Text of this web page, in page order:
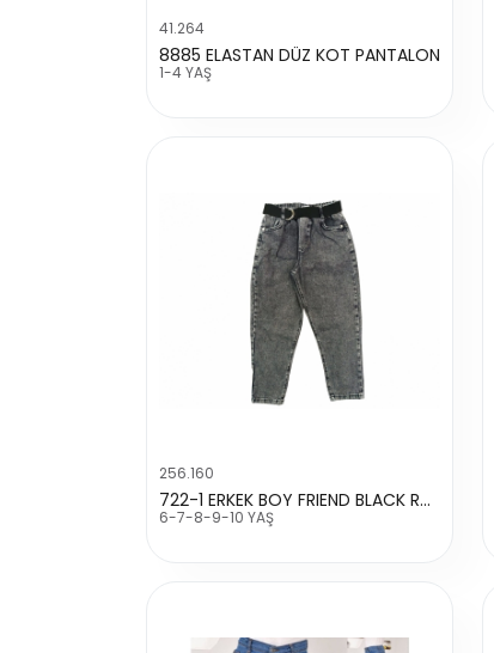
41.264
8885 ELASTAN DÜZ KOT PANTALON
1-4 YAŞ
256.160
722-1 ERKEK BOY FRIEND BLACK ROCK PANTALON
6-7-8-9-10 YAŞ